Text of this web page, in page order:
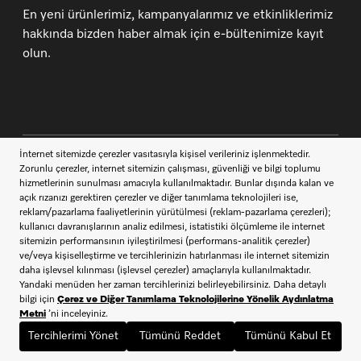
En yeni ürünlerimiz, kampanyalarımız ve etkinliklerimiz
hakkında bizden haber almak için e-bültenimize kayıt
olun.
İletişim Müşteri Hizmetleri 444 11 22
Miele takipçisi ol
SATIŞ SÖZLEŞMESİ